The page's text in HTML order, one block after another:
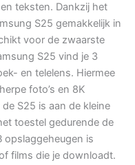
teksten. Dankzij het
S25 gemakkelijk in
voor de zwaarste
S25 vind je 3
en telelens. Hiermee
foto’s en 8K
S25 is aan de kleine
toestel gedurende de
opslaggeheugen is
films die je downloadt.